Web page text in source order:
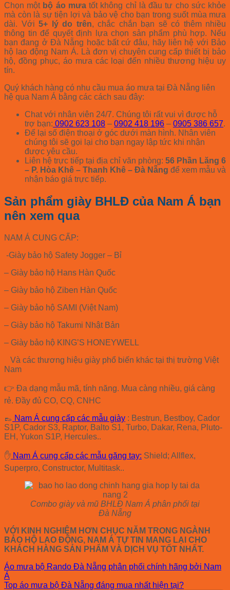
Chọn một bộ áo mưatốt không chỉ là đầu tư cho sức khỏe
mà còn là sự tiện lợi và bảo vệ cho bạn trong suốt mùa mưa
dài. Với 5+ lý do trên, chắc chắn bạn sẽ có thêm nhiều
thông tin để quyết định lựa chọn sản phẩm phù hợp. Nếu
bạn đang ở Đà Nẵng hoặc bất cứ đâu, hãy liên hệ với Bảo
hộ lao động Nam Á. Là đơn vị chuyên cung cấp thiết bị bảo
hộ, đồng phục, áo mưa các loại đến nhiều thương hiệu uy
tín.
Quý khách hàng có nhu cầu mua áo mưa tại Đà Nẵng liên
hệ qua Nam Á bằng các cách sau đây:
Chat với nhân viên 24/7. Chúng tôi rất vui vì được hỗ
trợ bạn: 0902 623 108 – 0902 418 196 – 0905 386 657.
Để lại số điện thoại ở góc dưới màn hình. Nhân viên
chúng tôi sẽ gọi lại cho bạn ngay lập tức khi nhận
được yêu cầu.
Liên hệ trực tiếp tại địa chỉ văn phòng: 56 Phần Lăng 6
– P. Hòa Khê – Thanh Khê – Đà Nẵng để xem mẫu và
nhận báo giá trực tiếp.
Sản phẩm giày BHLĐ của Nam Á bạn
nên xem qua
NAM Á CUNG CẤP:
-Giày bảo hộ Safety Jogger – Bỉ
– Giày bảo hộ Hans Hàn Quốc
– Giày bảo hộ Ziben Hàn Quốc
– Giày bảo hộ SAMI (Việt Nam)
– Giày bảo hộ Takumi Nhật Bản
– Giày bảo hộ KING’S HONEYWELL
Và các thương hiệu giày phổ biến khác tại thị trường Việt
Nam
👉 Đa dạng mẫu mã, tính năng. Mua càng nhiều, giá càng
rẻ. Đầy đủ CO, CQ, CNHC
👞 Nam Á cung cấp các mẫu giày : Bestrun, Bestboy, Cador
S1P, Cador S3, Raptor, Balto S1, Turbo, Dakar, Rena, Pluto-
EH, Yukon S1P, Hercules..
✋ Nam Á cung cấp các mẫu găng tay: Shield; Allflex,
Superpro, Constructor, Multitask..
Combo giày và mũ BHLĐ Nam Á phân phối tại
Đà Nẵng
VỚI KINH NGHIỆM HƠN CHỤC NĂM TRONG NGÀNH
BẢO HỘ LAO ĐỘNG, NAM Á TỰ TIN MANG LẠI CHO
KHÁCH HÀNG SẢN PHẨM VÀ DỊCH VỤ TỐT NHẤT.
Áo mưa bộ Rando Đà Nẵng phân phối chính hãng bởi Nam
Á
Top áo mưa bộ Đà Nẵng đáng mua nhất hiện tại?